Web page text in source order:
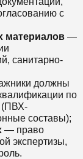
с
материалов —
санитарно-
должны
по
(ПВХ-
составы);
— право
экспертизы,